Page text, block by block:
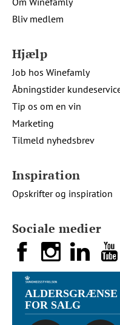
Sociale medier
Bliv medlem
Hjælp
Job hos Winefamly
Åbningstider
Tip os om en vin
Marketing
Tilmeld nyhedsbrev
Inspiration
Opskrifter og inspiration